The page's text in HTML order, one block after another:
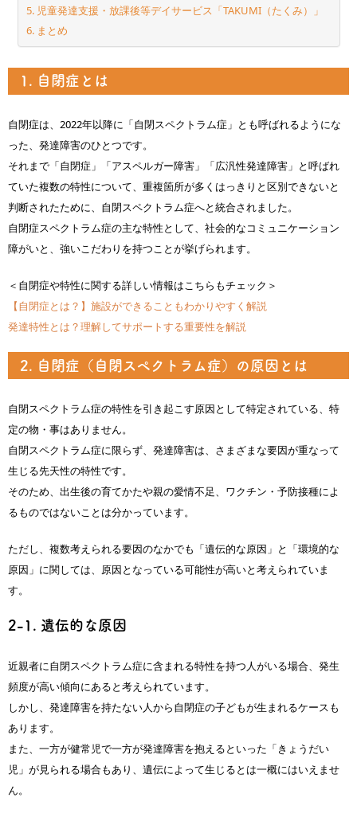
5. 児童発達支援・放課後等デイサービス「TAKUMI（たくみ）」
6. まとめ
1. 自閉症とは
自閉症は、2022年以降に「自閉スペクトラム症」とも呼ばれるようにな
った、発達障害のひとつです。
それまで「自閉症」「アスペルガー障害」「広汎性発達障害」と呼ばれ
ていた複数の特性について、重複箇所が多くはっきりと区別できないと
判断されたために、自閉スペクトラム症へと統合されました。
自閉症スペクトラム症の主な特性として、社会的なコミュニケーション
障がいと、強いこだわりを持つことが挙げられます。
＜自閉症や特性に関する詳しい情報はこちらもチェック＞
【自閉症とは？】施設ができることもわかりやすく解説
発達特性とは？理解してサポートする重要性を解説
2. 自閉症（自閉スペクトラム症）の原因とは
自閉スペクトラム症の特性を引き起こす原因として特定されている、特
定の物・事はありません。
自閉スペクトラム症に限らず、発達障害は、さまざまな要因が重なって
生じる先天性の特性です。
そのため、出生後の育てかたや親の愛情不足、ワクチン・予防接種によ
るものではないことは分かっています。
ただし、複数考えられる要因のなかでも「遺伝的な原因」と「環境的な
原因」に関しては、原因となっている可能性が高いと考えられていま
す。
2-1. 遺伝的な原因
近親者に自閉スペクトラム症に含まれる特性を持つ人がいる場合、発生
頻度が高い傾向にあると考えられています。
しかし、発達障害を持たない人から自閉症の子どもが生まれるケースも
あります。
また、一方が健常児で一方が発達障害を抱えるといった「きょうだい
児」が見られる場合もあり、遺伝によって生じるとは一概にはいえませ
ん。